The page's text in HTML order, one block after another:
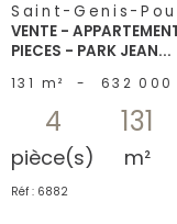
Saint-Genis-
VENTE -
PIECES - PARK JEAN...
131 m² - 632 000
4
pièce(s)
131
m²
Réf : 6882